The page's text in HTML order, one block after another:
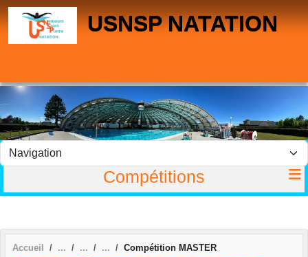
USNSP NATATION
Compétitions
Accueil Compétition MASTER
Panneau de gestion des cookies